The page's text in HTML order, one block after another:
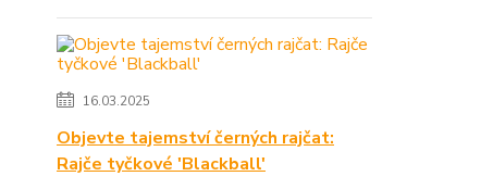
16.03.2025
Objevte tajemství černých rajčat:
Rajče tyčkové 'Blackball'